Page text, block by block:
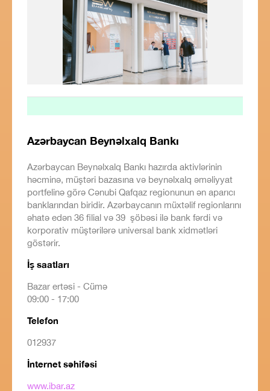
Azərbaycan Beynəlxalq Bankı
Azərbaycan Beynəlxalq Bankı hazırda aktivlərinin
həcminə, müştəri bazasına və beynəlxalq əməliyyat
portfelinə görə Cənubi Qafqaz regionunun ən aparıcı
banklarından biridir. Azərbaycanın müxtəlif regionlarını
əhatə edən 36 filial və 39 şöbəsi ilə bank fərdi və
korporativ müştərilərə universal bank xidmətləri
göstərir.
İş saatları
Bazar ertəsi - Cümə
09:00 - 17:00
Telefon
012937
İnternet səhifəsi
www.ibar.az